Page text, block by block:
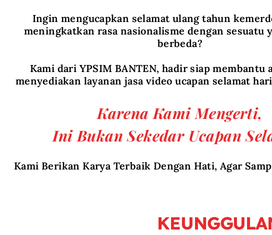
Ingin mengucapkan selamat ulang tahun
meningkatkan rasa nasionalisme dengan sesuatu
berbeda?
Kami dari YPSIM BANTEN, hadir siap membantu
menyediakan layanan jasa video ucapan selamat
Karena Kami Mengerti,
Ini Bukan Sekedar Ucapan
Kami Berikan Karya Terbaik Dengan Hati, Agar